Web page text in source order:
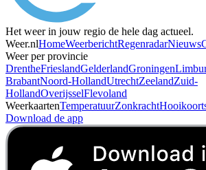
Het weer in jouw regio de hele dag actueel.
Weer.nlHomeWeerberichtRegenradarNieuws
Weer per provincie
DrentheFrieslandGelderlandGroningen
BrabantNoord-HollandUtrechtZeelandZuid-
HollandOverijsselFlevoland
WeerkaartenTemperatuurZonkracht
Download de app